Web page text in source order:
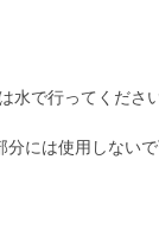
で行ってください
には使用しないで